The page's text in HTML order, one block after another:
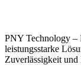
PNY Technology –
leistungsstarke
Zuverlässigkeit